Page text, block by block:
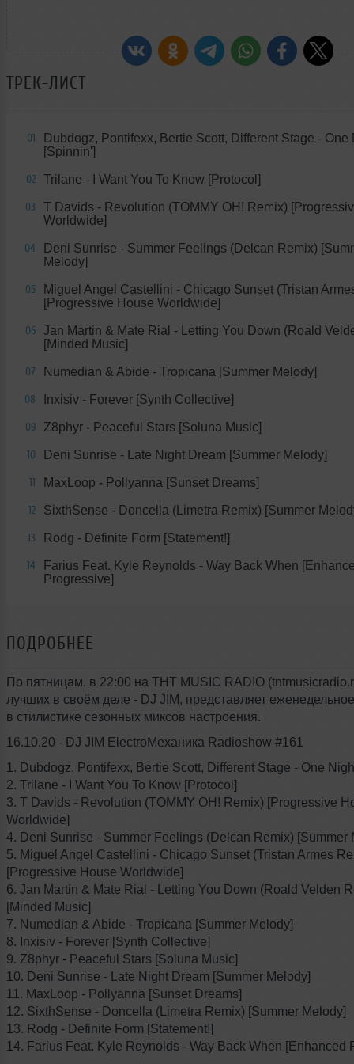
ТРЕК-ЛИСТ
01
Dubdogz, Pontifexx, Bertie Scott, Different Stage - One
[Spinnin']
02 Trilane - I Want You To Know [Protocol]
03
T Davids - Revolution (TOMMY OH! Remix)
Worldwide]
04
Deni Sunrise - Summer Feelings (Delcan Remix)
Melody]
05
Miguel Angel Castellini - Chicago Sunset (Tristan
[Progressive House Worldwide]
06
Jan Martin & Mate Rial - Letting You Down (Roald
[Minded Music]
07 Numedian & Abide - Tropicana [Summer Melody]
08 Inxisiv - Forever [Synth Collective]
09 Z8phyr - Peaceful Stars [Soluna Music]
10 Deni Sunrise - Late Night Dream [Summer Melody]
11 MaxLoop - Pollyanna [Sunset Dreams]
12 SixthSense - Doncella (Limetra Remix) [Summer
13 Rodg - Definite Form [Statement!]
14
Farius Feat. Kyle Reynolds - Way Back When
Progressive]
ПОДРОБНЕЕ
По пятницам, в 22:00 на THT MUSIC RADIO
лучших в своём деле - DJ JIM, представляет
в стилистике сезонных миксов настроения.
16.10.20 - DJ JIM ElectroМеханика Radioshow #161
1. Dubdogz, Pontifexx, Bertie Scott, Different Stage - One
2. Trilane - I Want You To Know [Protocol]
3. T Davids - Revolution (TOMMY OH! Remix) [Progressive
Worldwide]
4. Deni Sunrise - Summer Feelings (Delcan Remix) [Summer
5. Miguel Angel Castellini - Chicago Sunset (Tristan Armes
[Progressive House Worldwide]
6. Jan Martin & Mate Rial - Letting You Down (Roald Velden
[Minded Music]
7. Numedian & Abide - Tropicana [Summer Melody]
8. Inxisiv - Forever [Synth Collective]
9. Z8phyr - Peaceful Stars [Soluna Music]
10. Deni Sunrise - Late Night Dream [Summer Melody]
11. MaxLoop - Pollyanna [Sunset Dreams]
12. SixthSense - Doncella (Limetra Remix) [Summer Melody]
13. Rodg - Definite Form [Statement!]
14. Farius Feat. Kyle Reynolds - Way Back When [Enhanced